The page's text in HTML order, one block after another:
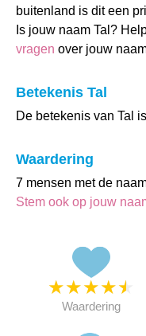
buitenland is dit een
Is jouw naam Tal?
vragen over jouw
Betekenis Tal
De betekenis van Tal
Waardering
7 mensen met de
Stem ook op jouw
★★★★★
Waardering